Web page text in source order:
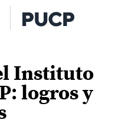
Instituto
logros y